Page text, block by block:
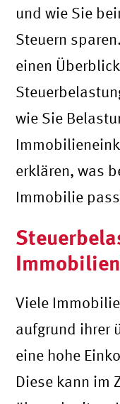
und wie Sie
Steuern
einen
wie Sie
erklären, was
Immobilie
Viele
aufgrund ihrer
eine hohe
Diese kann im